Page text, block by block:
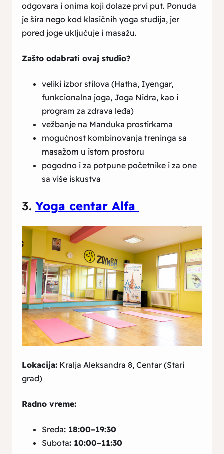
odgovara i onima koji dolaze prvi put. Ponuda
je šira nego kod klasičnih yoga studija, jer
pored joge uključuje i masažu.
Zašto odabrati ovaj studio?
veliki izbor stilova (Hatha, Iyengar,
funkcionalna joga, Joga Nidra, kao i
program za zdrava leđa)
vežbanje na Manduka prostirkama
mogućnost kombinovanja treninga sa
masažom u istom prostoru
pogodno i za potpune početnike i za one
sa više iskustva
3. Yoga centar Alfa
Lokacija: Kralja Aleksandra 8, Centar (Stari
grad)
Radno vreme:
Sreda: 18:00–19:30
Subota: 10:00–11:30